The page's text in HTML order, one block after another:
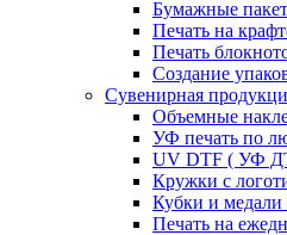
Бумажные
Печать на
Печать
Создание
Сувенирная
Объемные
УФ печать по
UV DTF ( УФ
Кружки с
Кубки и медали
Печать на